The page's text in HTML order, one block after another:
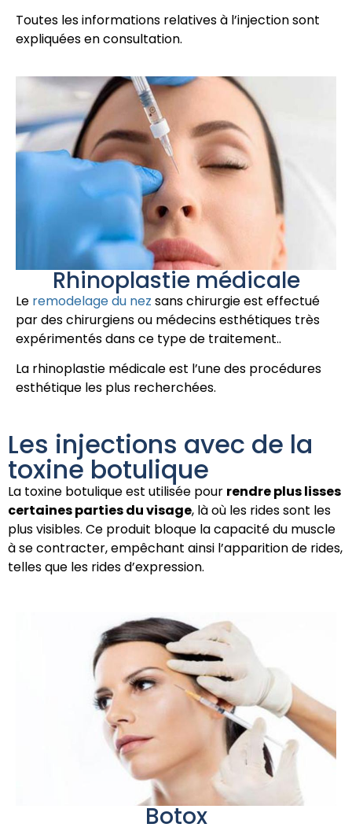
Toutes les informations relatives à l’injection sont
expliquées en consultation.
Rhinoplastie médicale
Le remodelage du nez sans chirurgie est effectué
par des chirurgiens ou médecins esthétiques très
expérimentés dans ce type de traitement..
La rhinoplastie médicale est l’une des procédures
esthétique les plus recherchées.
Les injections avec de la
toxine botulique
La toxine botulique est utilisée pour rendre plus lisses
certaines parties du visage, là où les rides sont les
plus visibles. Ce produit bloque la capacité du muscle
à se contracter, empêchant ainsi l’apparition de rides,
telles que les rides d’expression.
Botox